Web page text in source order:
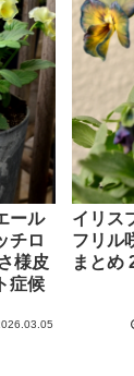
ール
チロ
様皮
症候
イリス
フリル
まとめ